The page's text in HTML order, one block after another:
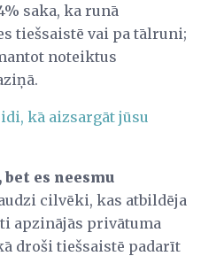
saka, ka runā
tiešsaistē vai pa tālruni;
noteiktus
kā aizsargāt jūsu
es neesmu
cilvēki, kas atbildēja
apzinājās privātuma
droši tiešsaistē padarīt